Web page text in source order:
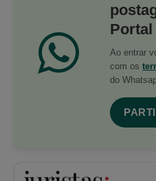
Ao entrar
com os
do